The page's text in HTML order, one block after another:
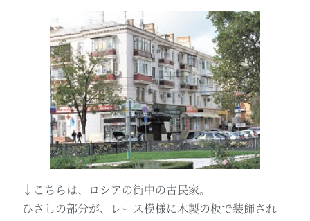
↓こちらは、ロシアの街中の古民家。
ひさしの部分が、レース模様に木製の板で装飾され